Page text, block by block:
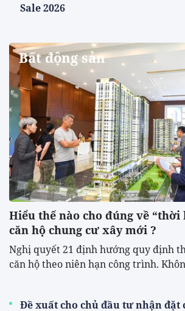
Sale 2026
Bất động sản
Hiểu thế nào cho đúng về “thời
căn hộ chung cư xây mới ?
Nghị quyết 21 định hướng quy định
căn hộ theo niên hạn công trình.
Đề xuất cho chủ đầu tư nhận đặt